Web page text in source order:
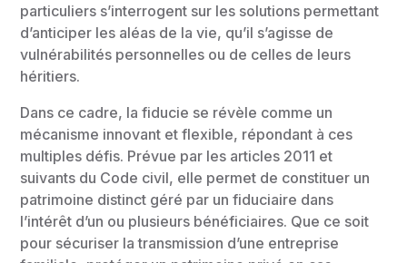
particuliers s’interrogent sur les solutions permettant
d’anticiper les aléas de la vie, qu’il s’agisse de
vulnérabilités personnelles ou de celles de leurs
héritiers.
Dans ce cadre, la fiducie se révèle comme un
mécanisme innovant et flexible, répondant à ces
multiples défis. Prévue par les articles 2011 et
suivants du Code civil, elle permet de constituer un
patrimoine distinct géré par un fiduciaire dans
l’intérêt d’un ou plusieurs bénéficiaires. Que ce soit
pour sécuriser la transmission d’une entreprise